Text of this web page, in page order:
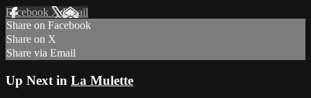
Facebook XEmail
Share on Facebook
Share on X
Share via Email
Up Next in La Mulette